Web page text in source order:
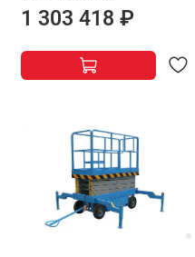
1 303 418 ₽